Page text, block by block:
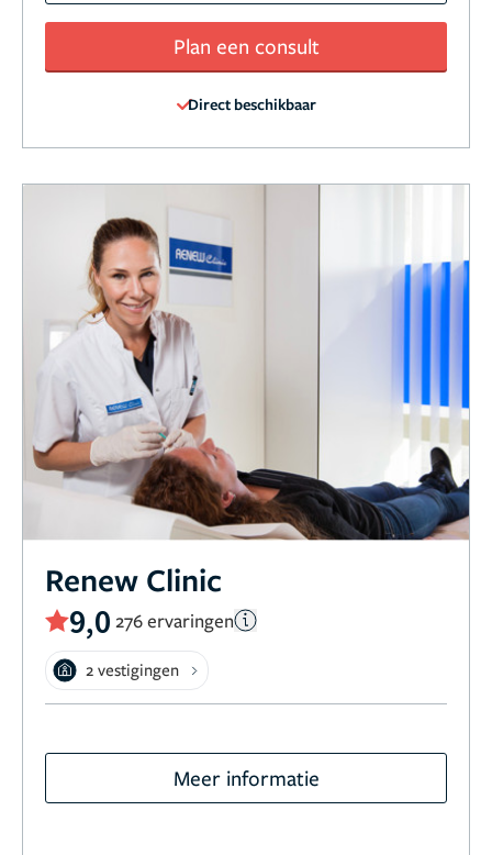
Plan een consult
Direct beschikbaar
Renew Clinic
9,0 276 ervaringen
2 vestigingen
Meer informatie